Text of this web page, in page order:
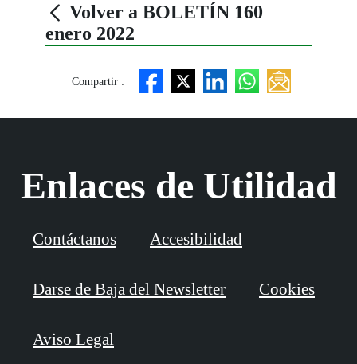
Volver a BOLETÍN 160
enero 2022
Compartir :
Enlaces de Utilidad
Contáctanos Accesibilidad
Darse de Baja del Newsletter Cookies
Aviso Legal